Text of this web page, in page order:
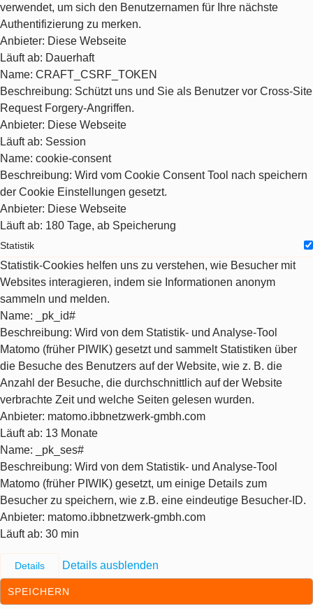
verwendet, um sich den Benutzernamen für Ihre nächste
Authentifizierung zu merken.
Anbieter: Diese Webseite
Läuft ab: Dauerhaft
Name: CRAFT_CSRF_TOKEN
Beschreibung: Schützt uns und Sie als Benutzer vor Cross-Site
Request Forgery-Angriffen.
Anbieter: Diese Webseite
Läuft ab: Session
Name: cookie-consent
Beschreibung: Wird vom Cookie Consent Tool nach speichern
der Cookie Einstellungen gesetzt.
Anbieter: Diese Webseite
Läuft ab: 180 Tage, ab Speicherung
Statistik
Statistik-Cookies helfen uns zu verstehen, wie Besucher mit
Websites interagieren, indem sie Informationen anonym
sammeln und melden.
Name: _pk_id#
Beschreibung: Wird von dem Statistik- und Analyse-Tool
Matomo (früher PIWIK) gesetzt und sammelt Statistiken über
die Besuche des Benutzers auf der Website, wie z. B. die
Anzahl der Besuche, die durchschnittlich auf der Website
verbrachte Zeit und welche Seiten gelesen wurden.
Anbieter: matomo.ibbnetzwerk-gmbh.com
Läuft ab: 13 Monate
Name: _pk_ses#
Beschreibung: Wird von dem Statistik- und Analyse-Tool
Matomo (früher PIWIK) gesetzt, um einige Details zum
Besucher zu speichern, wie z.B. eine eindeutige Besucher-ID.
Anbieter: matomo.ibbnetzwerk-gmbh.com
Läuft ab: 30 min
Details Details ausblenden
SPEICHERN